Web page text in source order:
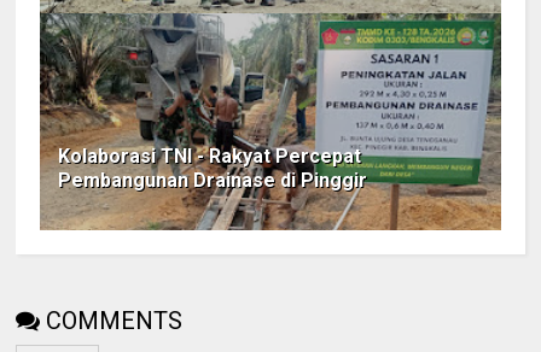
Kolaborasi TNI - Rakyat Percepat
Pembangunan Drainase di Pinggir
COMMENTS